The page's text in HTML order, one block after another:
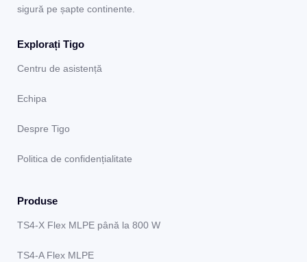
sigură pe șapte continente.
Explorați Tigo
Centru de asistență
Echipa
Despre Tigo
Politica de confidențialitate
Produse
TS4-X Flex MLPE până la 800 W
TS4-A Flex MLPE